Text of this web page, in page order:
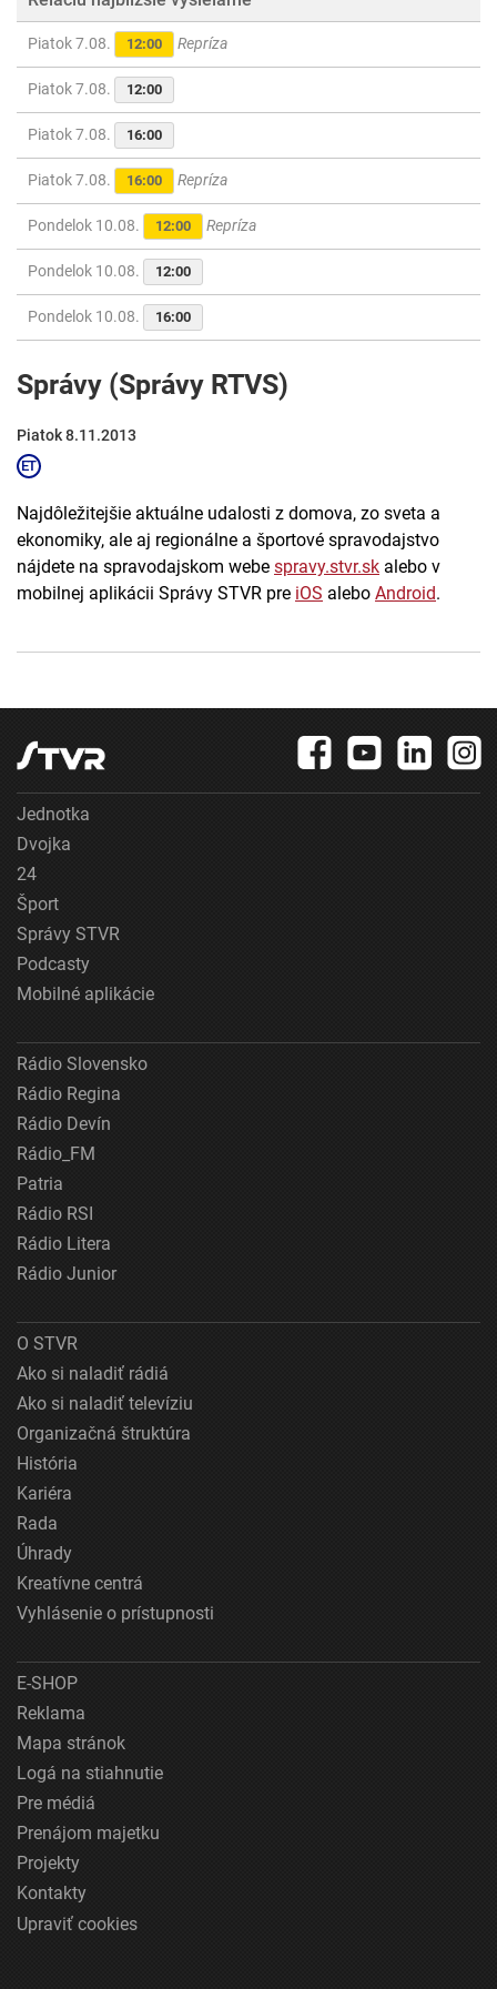
Piatok 7.08. 12:00 Repríza
Piatok 7.08. 12:00
Piatok 7.08. 16:00
Piatok 7.08. 16:00 Repríza
Pondelok 10.08. 12:00 Repríza
Pondelok 10.08. 12:00
Pondelok 10.08. 16:00
Správy (Správy RTVS)
Piatok 8.11.2013
Najdôležitejšie aktuálne udalosti z domova, zo sveta a
ekonomiky, ale aj regionálne a športové spravodajstvo
nájdete na spravodajskom webe spravy.stvr.sk alebo v
mobilnej aplikácii Správy STVR pre iOS alebo Android.
Jednotka
Dvojka
24
Šport
Správy STVR
Podcasty
Mobilné aplikácie
Rádio Slovensko
Rádio Regina
Rádio Devín
Rádio_FM
Patria
Rádio RSI
Rádio Litera
Rádio Junior
O STVR
Ako si naladiť rádiá
Ako si naladiť televíziu
Organizačná štruktúra
História
Kariéra
Rada
Úhrady
Kreatívne centrá
Vyhlásenie o prístupnosti
E-SHOP
Reklama
Mapa stránok
Logá na stiahnutie
Pre médiá
Prenájom majetku
Projekty
Kontakty
Upraviť cookies